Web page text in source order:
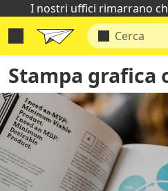
I nostri uffici rimarrano
Stampa grafica